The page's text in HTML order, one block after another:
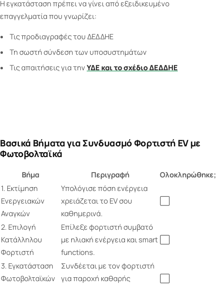
Η εγκατάσταση πρέπει να γίνει από εξειδικευμένο
επαγγελματία που γνωρίζει:
Τις προδιαγραφές του ΔΕΔΔΗΕ
Τη σωστή σύνδεση των υποσυστημάτων
Τις απαιτήσεις για την ΥΔΕ και το σχέδιο ΔΕΔΔΗΕ
Βασικά Βήματα για Συνδυασμό Φορτιστή EV με
Φωτοβολταϊκά
Βήμα Περιγραφή
Ολοκληρώθηκε;
1. Εκτίμηση
Ενεργειακών
Αναγκών
Υπολόγισε πόση ενέργεια
χρειάζεται το EV σου
καθημερινά.
2. Επιλογή
Κατάλληλου
Φορτιστή
Επίλεξε φορτιστή συμβατό
με ηλιακή ενέργεια και smart
functions.
3. Εγκατάσταση
Φωτοβολταϊκών
Συνδέεται με τον φορτιστή
για παροχή καθαρής